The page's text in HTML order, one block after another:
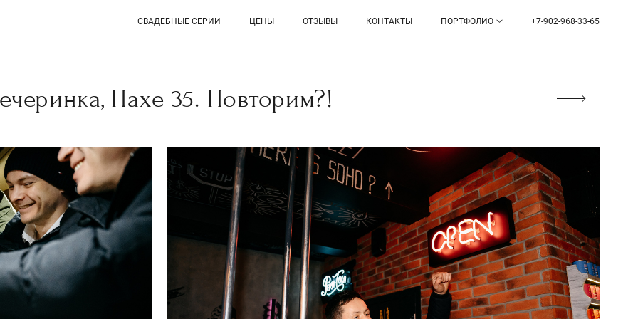
СВАДЕБНЫЕ СЕРИИ ЦЕНЫ ОТЗЫВЫ КОНТАКТЫ ПОРТФОЛИО +7-902-968-33-65
Пахе 35. Повторим?!